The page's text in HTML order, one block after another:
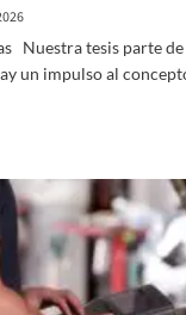
Nuestra tesis parte
un impulso al